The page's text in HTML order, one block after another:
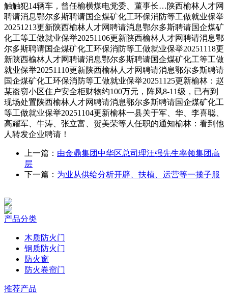
触触犯14辆车，曾任榆横煤电党委、董事长…陕西榆林人才网
聘请消息鄂尔多斯聘请国企煤矿化工环保消防等工做就业保举
20251213更新陕西榆林人才网聘请消息鄂尔多斯聘请国企煤矿
化工等工做就业保举20251106更新陕西榆林人才网聘请消息鄂
尔多斯聘请国企煤矿化工环保消防等工做就业保举20251118更
新陕西榆林人才网聘请消息鄂尔多斯聘请国企煤矿化工等工做
就业保举20251110更新陕西榆林人才网聘请消息鄂尔多斯聘请
国企煤矿化工环保消防等工做就业保举20251125更新榆林：赵
某盗窃小区住户安全柜财物约100万元，阵风8-11级，已有到
现场处置陕西榆林人才网聘请消息鄂尔多斯聘请国企煤矿化工
等工做就业保举20251104更新榆林一县关于军、华、李喜聪、
高耀军、牛涛、张立富、贺美荣等人任职的通知榆林：看到他
人转发企业聘请！
上一篇： 由金鼎集团中华区总司理汪强先生率领集团高
层
下一篇： 为业从供给分析开辟、扶植、运营等一揽子服
产品分类
木质防火门
钢质防火门
防火窗
防火卷帘门
推荐产品